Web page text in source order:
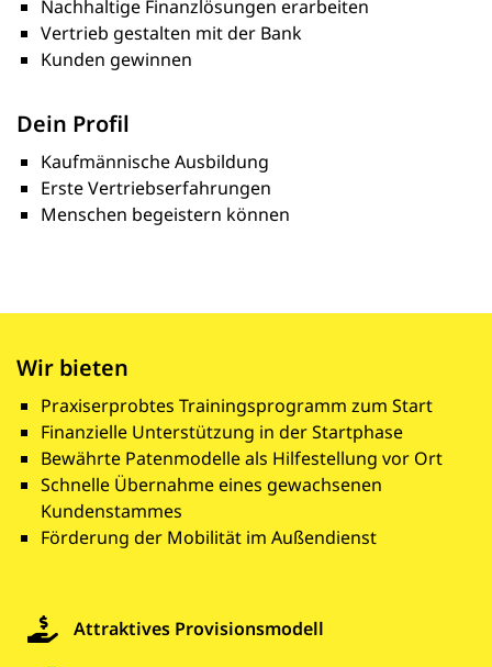
Nachhaltige Finanzlösungen erarbeiten
Vertrieb gestalten mit der Bank
Kunden gewinnen
Dein Profil
Kaufmännische Ausbildung
Erste Vertriebserfahrungen
Menschen begeistern können
Wir bieten
Praxiserprobtes Trainingsprogramm zum Start
Finanzielle Unterstützung in der Startphase
Bewährte Patenmodelle als Hilfestellung vor Ort
Schnelle Übernahme eines gewachsenen
Kundenstammes
Förderung der Mobilität im Außendienst
Attraktives Provisionsmodell